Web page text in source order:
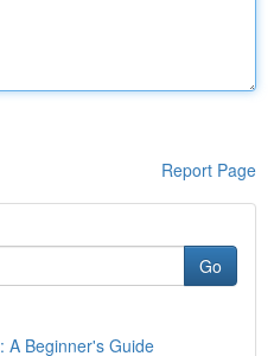
Report Page
Go
A Beginner's Guide